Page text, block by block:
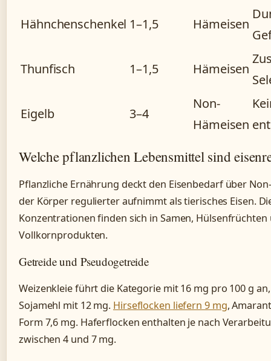
Hähnchenschenkel 1–1,5 Hämeisen
Thunfisch 1–1,5 Hämeisen
Eigelb 3–4
Non-
Hämeisen
Welche pflanzlichen Lebensmittel sind
Pflanzliche Ernährung deckt den Eisenbedarf über
der Körper regulierter aufnimmt als tierisches Eisen.
Konzentrationen finden sich in Samen, Hülsenfrüchten
Vollkornprodukten.
Getreide und Pseudogetreide
Weizenkleie führt die Kategorie mit 16 mg pro 100 g
Sojamehl mit 12 mg. Hirseflocken liefern 9 mg,
Form 7,6 mg. Haferflocken enthalten je nach
zwischen 4 und 7 mg.